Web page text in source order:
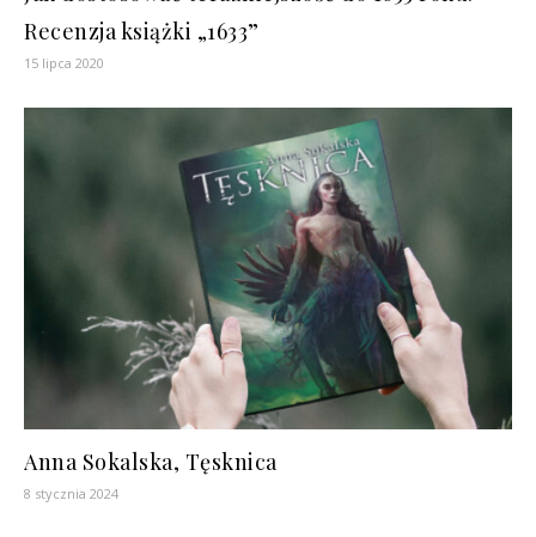
Recenzja książki „1633”
15 lipca 2020
Anna Sokalska, Tęsknica
8 stycznia 2024